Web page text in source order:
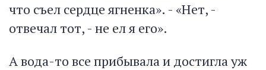
что съел сердце ягненка». - «Нет, -
отвечал тот, - не ел я его».
А вода-то все прибывала и достигла уж